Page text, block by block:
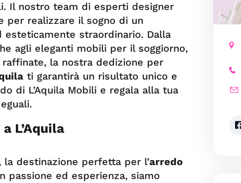
Il nostro team di esperti designer
per realizzare il sogno di un
straordinario. Dalla
agli eleganti mobili per il soggiorno,
la nostra dedizione per
ti garantirà un risultato unico e
di L’Aquila Mobili e regala alla tua
L’Aquila
la destinazione perfetta per l’arredo
passione ed esperienza, siamo